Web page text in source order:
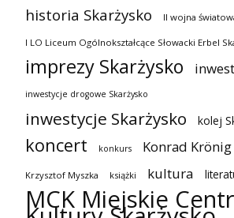
historia Skarżysko II wojna
I LO Liceum Ogólnokształcące Słowacki Erbel
imprezy Skarżysko
inwestycje drogowe Skarżysko
inwestycje Skarżysko kolej
koncert konkurs Konrad Krönig
Krzysztof Myszka książki kultura
MCK Miejskie